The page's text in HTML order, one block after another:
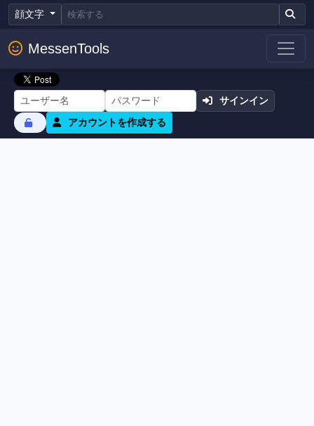
顔文字
MessenTools
サインイン
アカウントを作成する